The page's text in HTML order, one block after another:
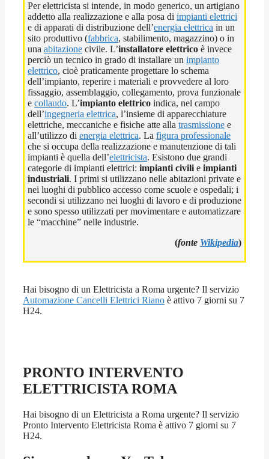
Per elettricista si intende, in modo generico, un artigiano
addetto alla realizzazione e alla posa di impianti elettrici
e di apparati di distribuzione dell’energia elettrica in un
sito produttivo (fabbrica, stabilimento, magazzino) o in
una abitazione civile. L’installatore elettrico è invece
perciò un tecnico in grado di installare un impianto
elettrico, cioè praticamente progettare lo schema
dell’impianto, reperire i materiali e provvedere al loro
fissaggio, assemblaggio, collegamento, prova funzionale
e collaudo. L’impianto elettrico indica, nel campo
dell’ingegneria elettrica, l’insieme di apparecchiature
elettriche, meccaniche e fisiche atte alla trasmissione e
all’utilizzo di energia elettrica. La figura professionale
che si occupa della realizzazione e manutenzione di tali
impianti è quella dell’elettricista. Esistono due grandi
categorie di impianti elettrici: impianti civili e impianti
industriali. I primi si utilizzano nelle abitazioni private e
nei luoghi di pubblico accesso come scuole e ospedali; i
secondi si utilizzano nei luoghi di lavoro e di produzione
e sono spesso utilizzati per movimentare e automatizzare
le “macchine” nelle industrie.
(fonte Wikipedia)
Hai bisogno di un Elettricista a Roma urgente? Il servizio
Automazione Cancelli Elettrici Riano è attivo 7 giorni su 7
H24.
PRONTO INTERVENTO
ELETTRICISTA ROMA
Hai bisogno di un Elettricista a Roma urgente? Il servizio
Pronto Intervento Elettricista Roma è attivo 7 giorni su 7
H24.